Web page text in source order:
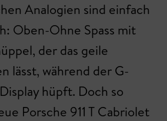
Analogien sind einfach
Oben-Ohne Spass mit
der das geile
lässt, während der G-
hüpft. Doch so
Porsche 911 T Cabriolet